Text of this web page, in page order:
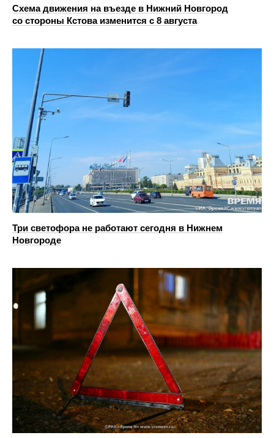
Схема движения на въезде в Нижний Новгород
со стороны Кстова изменится с 8 августа
Три светофора не работают сегодня в Нижнем
Новгороде